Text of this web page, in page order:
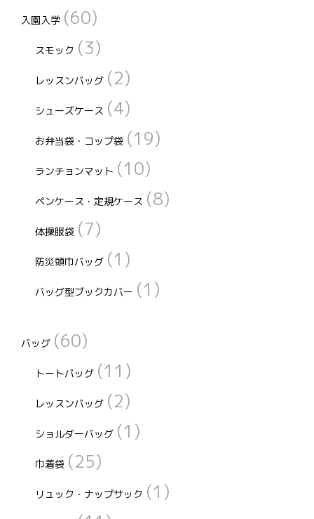
入園入学 (60)
スモック (3)
レッスンバッグ (2)
シューズケース (4)
お弁当袋・コップ袋 (19)
ランチョンマット (10)
ペンケース・定規ケース (8)
体操服袋 (7)
防災頭巾バッグ (1)
バッグ型ブックカバー (1)
バッグ (60)
トートバッグ (11)
レッスンバッグ (2)
ショルダーバッグ (1)
巾着袋 (25)
リュック・ナップサック (1)